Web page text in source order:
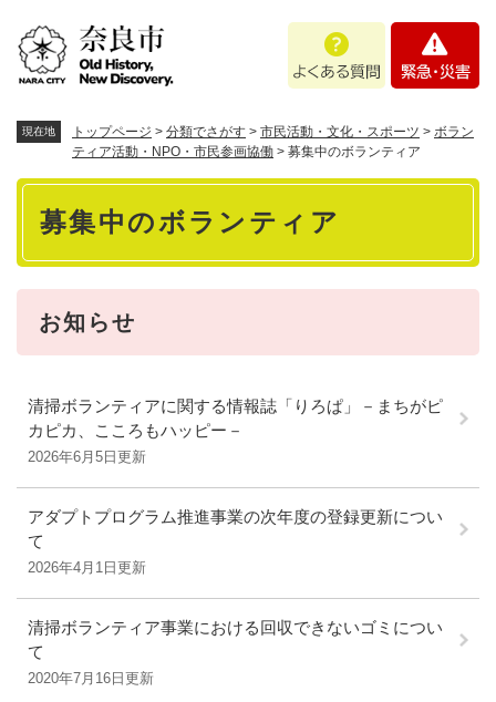
あ
問
・
現在地 トップページ > 分類でさがす > 市民活動・文化・スポーツ > ボラン
ティア活動・NPO・市民参画協働 > 募集中のボランティア
本
募集中のボランティア
お知らせ
清掃ボランティアに関する情報誌「りろぱ」－まちがピ
カピカ、こころもハッピー－
2026年6月5日更新
アダプトプログラム推進事業の次年度の登録更新につい
て
2026年4月1日更新
清掃ボランティア事業における回収できないゴミについ
て
2020年7月16日更新